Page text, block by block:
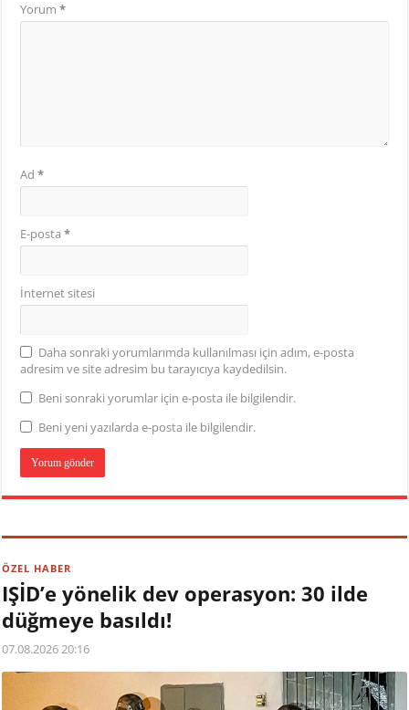
Yorum*
Ad*
E-posta*
İnternet sitesi
Daha sonraki yorumlarımda kullanılması için adım, e-posta
adresim ve site adresim bu tarayıcıya kaydedilsin.
Beni sonraki yorumlar için e-posta ile bilgilendir.
Beni yeni yazılarda e-posta ile bilgilendir.
ÖZEL HABER
IŞİD’e yönelik dev operasyon: 30 ilde
düğmeye basıldı!
07.08.2026 20:16